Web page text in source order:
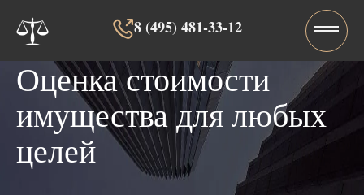
8 (495) 481-33-12‬‬
Оценка стоимости
имущества для любых
целей